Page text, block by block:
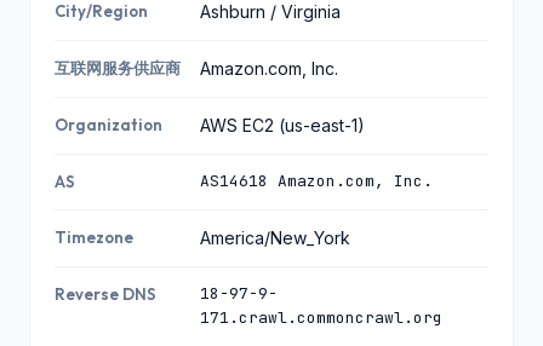
City/Region Ashburn / Virginia
互联网服务供应商 Amazon.com, Inc.
Organization AWS EC2 (us-east-1)
AS AS14618 Amazon.com, Inc.
Timezone America/New_York
Reverse DNS
18-97-9-
171.crawl.commoncrawl.org